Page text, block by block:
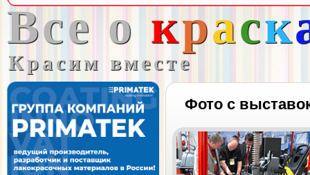
Все о краск
Красим вместе
Фото с